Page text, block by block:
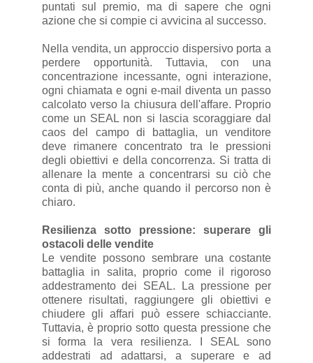
puntati sul premio, ma di sapere che ogni
azione che si compie ci avvicina al successo.
Nella vendita, un approccio dispersivo porta a
perdere opportunità. Tuttavia, con una
concentrazione incessante, ogni interazione,
ogni chiamata e ogni e-mail diventa un passo
calcolato verso la chiusura dell'affare. Proprio
come un SEAL non si lascia scoraggiare dal
caos del campo di battaglia, un venditore
deve rimanere concentrato tra le pressioni
degli obiettivi e della concorrenza. Si tratta di
allenare la mente a concentrarsi su ciò che
conta di più, anche quando il percorso non è
chiaro.
Resilienza sotto pressione: superare gli
ostacoli delle vendite
Le vendite possono sembrare una costante
battaglia in salita, proprio come il rigoroso
addestramento dei SEAL. La pressione per
ottenere risultati, raggiungere gli obiettivi e
chiudere gli affari può essere schiacciante.
Tuttavia, è proprio sotto questa pressione che
si forma la vera resilienza. I SEAL sono
addestrati ad adattarsi, a superare e ad